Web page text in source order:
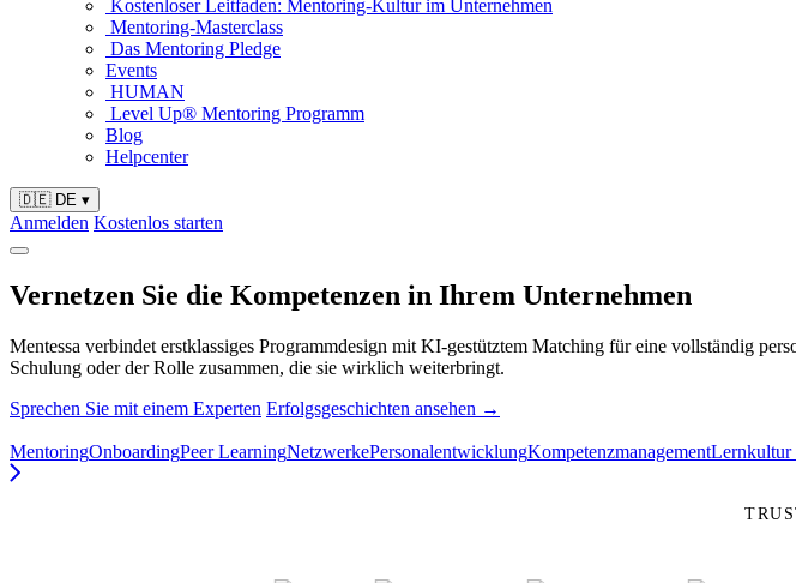
Kostenloser Leitfaden: Mentoring-Kultur im Unternehmen
Mentoring-Masterclass
Das Mentoring Pledge
Events
HUMAN
Level Up® Mentoring Programm
Blog
Helpcenter
🇩🇪 DE ▾
Anmelden Kostenlos starten
Vernetzen Sie die Kompetenzen in Ihrem Unternehmen
Mentessa verbindet erstklassiges Programmdesign mit KI-gestütztem Matching für eine vollständig
Schulung oder der Rolle zusammen, die sie wirklich weiterbringt.
Sprechen Sie mit einem Experten Erfolgsgeschichten ansehen →
MentoringOnboardingPeer LearningNetzwerkePersonalentwicklungKompetenzmanagementLernkultur